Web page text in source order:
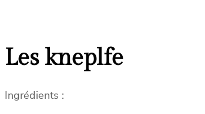
Les kneplfe
Ingrédients :